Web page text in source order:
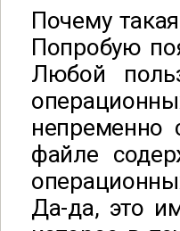
Почему
Попробую
Любой
непременно
файле
Да-да, это